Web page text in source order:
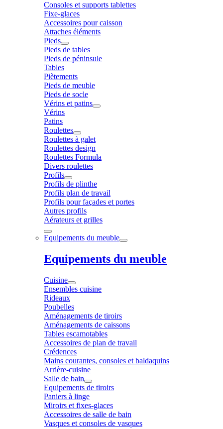
Consoles et supports tablettes
Fixe-glaces
Accessoires pour caisson
Attaches éléments
Pieds
Pieds de tables
Pieds de péninsule
Tables
Piètements
Pieds de meuble
Pieds de socle
Vérins et patins
Vérins
Patins
Roulettes
Roulettes à galet
Roulettes design
Roulettes Formula
Divers roulettes
Profils
Profils de plinthe
Profils plan de travail
Profils pour façades et portes
Autres profils
Aérateurs et grilles
Equipements du meuble
Equipements du meuble
Cuisine
Ensembles cuisine
Rideaux
Poubelles
Aménagements de tiroirs
Aménagements de caissons
Tables escamotables
Accessoires de plan de travail
Crédences
Mains courantes, consoles et baldaquins
Arrière-cuisine
Salle de bain
Equipements de tiroirs
Paniers à linge
Miroirs et fixes-glaces
Accessoires de salle de bain
Vasques et consoles de vasques